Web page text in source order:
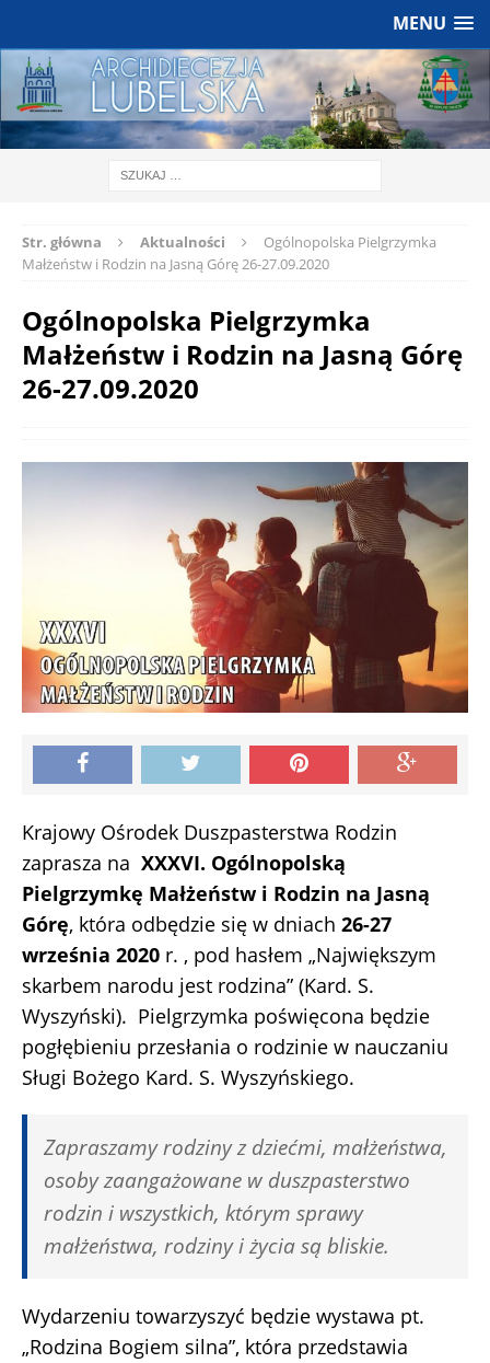
MENU
Str. główna Aktualności
Ogólnopolska Pielgrzymka
Małżeństw i Rodzin na Jasną Górę 26-27.09.2020
Ogólnopolska Pielgrzymka
Małżeństw i Rodzin na Jasną Górę
26-27.09.2020
Krajowy Ośrodek Duszpasterstwa Rodzin
zaprasza na XXXVI. Ogólnopolską
Pielgrzymkę Małżeństw i Rodzin na Jasną
Górę, która odbędzie się w dniach 26-27
września 2020 r. , pod hasłem „Największym
skarbem narodu jest rodzina” (Kard. S.
Wyszyński). Pielgrzymka poświęcona będzie
pogłębieniu przesłania o rodzinie w nauczaniu
Sługi Bożego Kard. S. Wyszyńskiego.
Zapraszamy rodziny z dziećmi, małżeństwa,
osoby zaangażowane w duszpasterstwo
rodzin i wszystkich, którym sprawy
małżeństwa, rodziny i życia są bliskie.
Wydarzeniu towarzyszyć będzie wystawa pt.
„Rodzina Bogiem silna”, która przedstawia